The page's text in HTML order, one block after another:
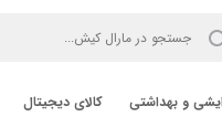
و بهداشتی کالای دیجیتال